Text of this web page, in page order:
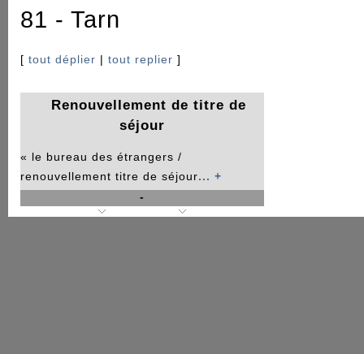
81 - Tarn
[ tout déplier | tout replier ]
Renouvellement de titre de
séjour
« le bureau des étrangers /
renouvellement titre de séjour... +
-